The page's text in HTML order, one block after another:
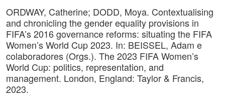
ORDWAY, Catherine; DODD, Moya. Contextualising
and chronicling the gender equality provisions in
FIFA’s 2016 governance reforms: situating the FIFA
Women’s World Cup 2023. In: BEISSEL, Adam e
colaboradores (Orgs.). The 2023 FIFA Women’s
World Cup: politics, representation, and
management. London, England: Taylor & Francis,
2023.